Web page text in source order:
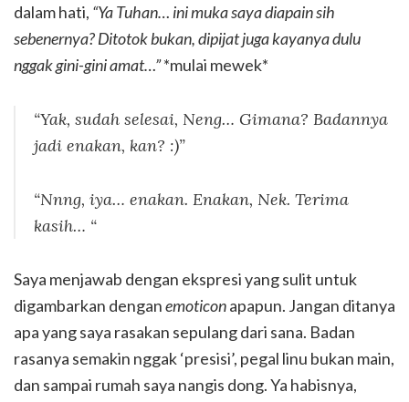
dalam hati, “Ya Tuhan… ini muka saya diapain sih
sebenernya? Ditotok bukan, dipijat juga kayanya dulu
nggak gini-gini amat…”*mulai mewek*
“Yak, sudah selesai, Neng… Gimana? Badannya
jadi enakan, kan? :)”
“Nnng, iya… enakan. Enakan, Nek. Terima
kasih… “
Saya menjawab dengan ekspresi yang sulit untuk
digambarkan denganemoticonapapun. Jangan ditanya
apa yang saya rasakan sepulang dari sana. Badan
rasanya semakin nggak ‘presisi’, pegal linu bukan main,
dan sampai rumah saya nangis dong. Ya habisnya,